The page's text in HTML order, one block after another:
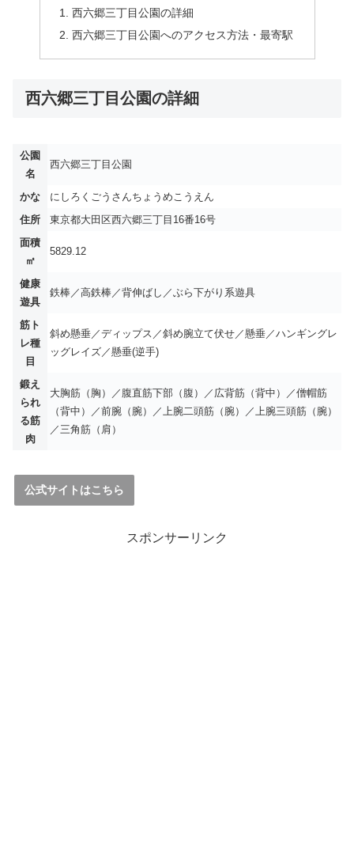
西六郷三丁目公園の詳細
西六郷三丁目公園へのアクセス方法・最寄駅
西六郷三丁目公園の詳細
公園
名
西六郷三丁目公園
かな
にしろくごうさんちょうめこうえん
住所
東京都大田区西六郷三丁目16番16号
面積
㎡
5829.12
健康
遊具
鉄棒／高鉄棒／背伸ばし／ぶら下がり系遊具
筋ト
レ種
目
斜め懸垂／ディップス／斜め腕立て伏せ／懸垂／ハンギングレ
ッグレイズ／懸垂(逆手)
鍛え
られ
る筋
肉
大胸筋（胸）／腹直筋下部（腹）／広背筋（背中）／僧帽筋
（背中）／前腕（腕）／上腕二頭筋（腕）／上腕三頭筋（腕）
／三角筋（肩）
公式サイトはこちら
スポンサーリンク